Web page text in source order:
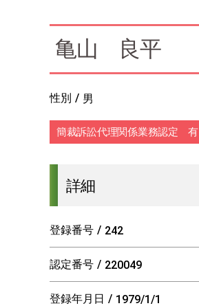
亀山 良平
性別 男
簡裁訴訟代理関係業務認定 有
詳細
登録番号 242
認定番号 220049
登録年月日 1979/1/1